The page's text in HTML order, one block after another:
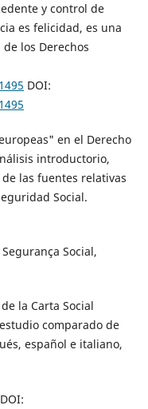
y control de
es felicidad, es una
de los Derechos
DOI:
en el Derecho
introductorio,
las fuentes relativas
Social.
Segurança Social,
la Carta Social
comparado de
español e italiano,